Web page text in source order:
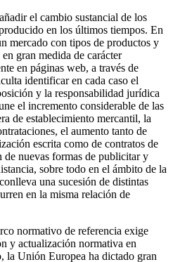
el cambio sustancial de los
en los últimos tiempos. En
mercado con tipos de productos y
gran medida de carácter
en páginas web, a través de
identificar en cada caso el
y la responsabilidad jurídica
el incremento considerable de las
de establecimiento mercantil, la
el aumento tanto de
escrita como de contratos de
de nuevas formas de publicitar y
sobre todo en el ámbito de la
una sucesión de distintas
en la misma relación de
normativo de referencia exige
y actualización normativa en
la Unión Europea ha dictado gran